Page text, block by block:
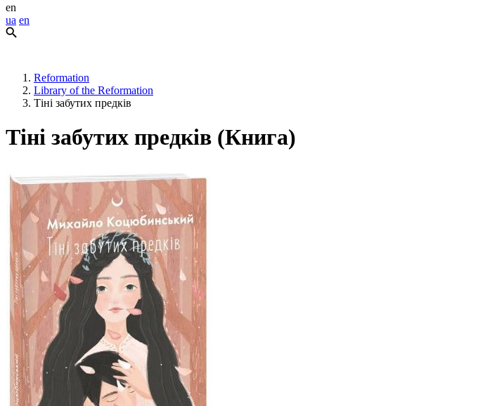
en
ua en
Reformation
Library of the Reformation
Тіні забутих предків
Тіні забутих предків (Книга)